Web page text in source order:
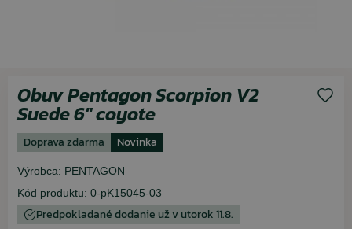
Obuv Pentagon Scorpion V2
Suede 6" coyote
Doprava zdarma Novinka
Výrobca: PENTAGON
Kód produktu: 0-pK15045-03
Predpokladané dodanie už v utorok 11.8.